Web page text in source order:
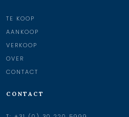
TE KOOP
AANKOOP
VERKOOP
OVER
CONTACT
CONTACT